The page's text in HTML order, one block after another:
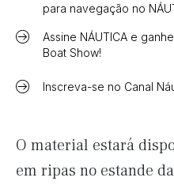
para navegação no
Assine NÁUTICA e
Boat Show!
Inscreva-se no Canal
O material estará
em ripas no estande